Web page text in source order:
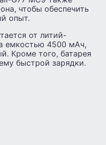
чтобы обеспечить
опыт.
от литий-
емкостью 4500 мАч,
Кроме того, батарея
быстрой зарядки.